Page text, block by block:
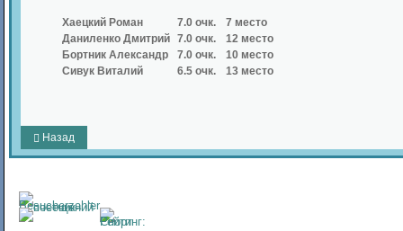
Хаецкий Роман 7.0 очк.
7 место
Даниленко Дмитрий 7.0 очк.
12 место
Бортник Александр
7.0 очк.
10 место
Сивук Виталий
6.5 очк. 13 место
Назад